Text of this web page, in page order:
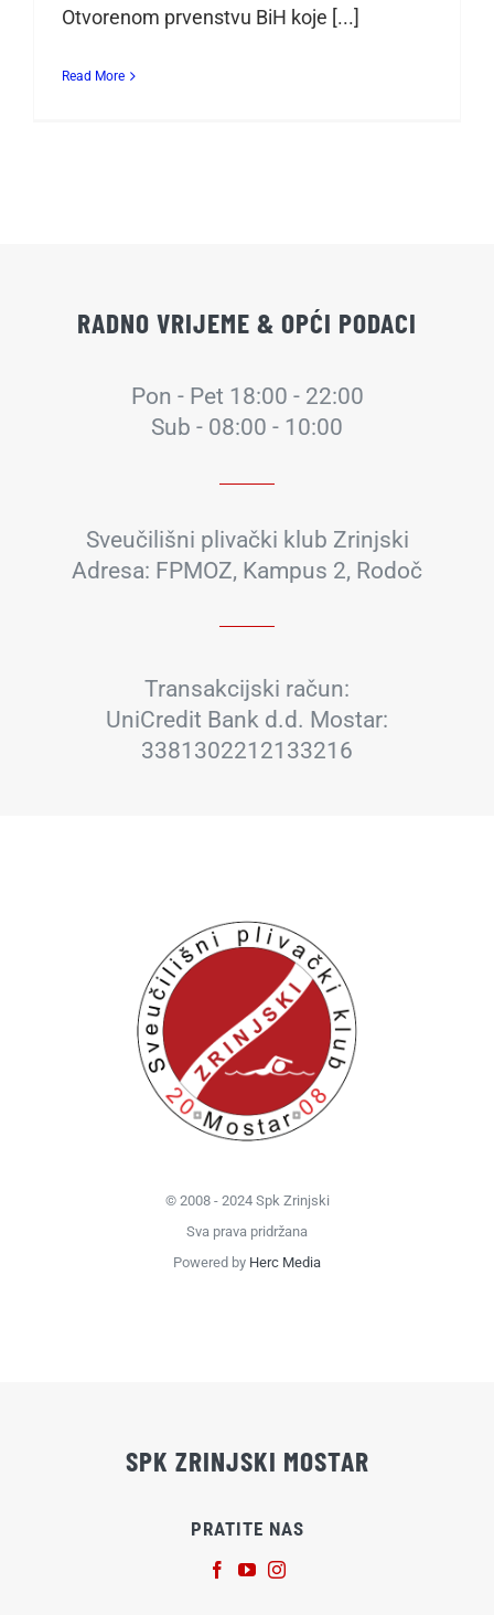
Otvorenom prvenstvu BiH koje [...]
Read More
RADNO VRIJEME & OPĆI PODACI
Pon - Pet 18:00 - 22:00
Sub - 08:00 - 10:00
Sveučilišni plivački klub Zrinjski
Adresa: FPMOZ, Kampus 2, Rodoč
Transakcijski račun:
UniCredit Bank d.d. Mostar:
3381302212133216
© 2008 - 2024 Spk Zrinjski
Sva prava pridržana
Powered by Herc Media
SPK ZRINJSKI MOSTAR
PRATITE NAS